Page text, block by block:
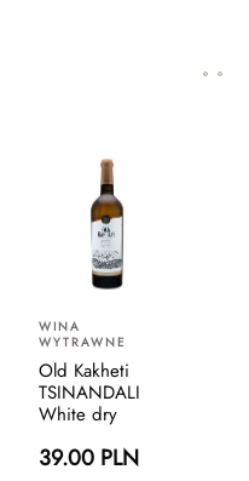
WINA
WYTRAWNE
Old Kakheti
TSINANDALI
White dry
39.00 PLN